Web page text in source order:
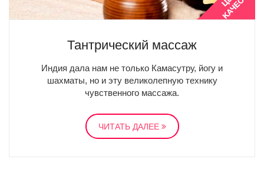
Тантрический массаж
Индия дала нам не только Камасутру, йогу и
шахматы, но и эту великолепную технику
чувственного массажа.
ЧИТАТЬ ДАЛЕЕ